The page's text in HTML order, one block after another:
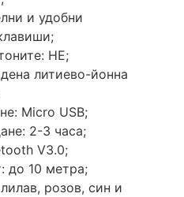
и удобни
НЕ;
литиево-йонна
Micro USB;
2-3 часа;
V3.0;
до 10 метра;
розов, син и